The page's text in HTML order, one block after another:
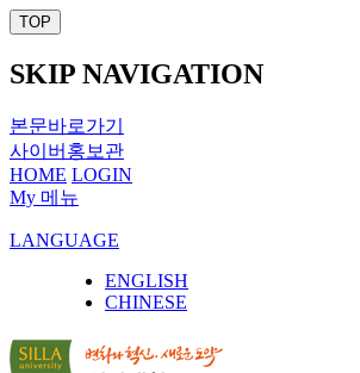
TOP
SKIP NAVIGATION
본문바로가기
사이버홍보관
HOME LOGIN
My 메뉴
LANGUAGE
ENGLISH
CHINESE